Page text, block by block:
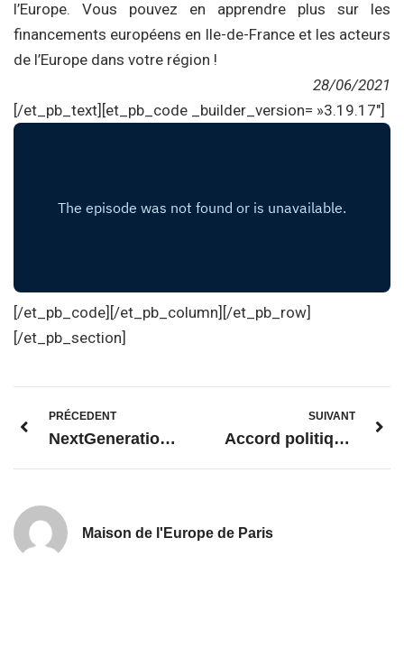
l’Europe. Vous pouvez en apprendre plus sur les
financements européens en Ile-de-France et les acteurs
de l’Europe dans votre région !
28/06/2021
[/et_pb_text][et_pb_code _builder_version= »3.19.17″]
[/et_pb_code][/et_pb_column][/et_pb_row]
[/et_pb_section]
PRÉCEDENT
NextGenerationEU: la Commission européenne approuve le Plan de relance et de résilience de la France, doté d’une enveloppe de 39,4 milliards d’euros
SUIVANT
Accord politique sur la nouvelle PAC: une politique plus équitable, plus verte et plus souple
Maison de l'Europe de Paris